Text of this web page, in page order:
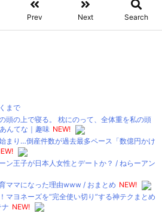
Prev Next Search
まで
頭の上で寝る。 枕にのって、全体重を私の頭
んてな｜趣味 NEW!
まり…倒産件数が過去最多ペース「数億円かけ
ン王子が日本人女性とデートか？ / ねらーアン
ママになった理由www / おまとめ NEW!
マヨネーズを“完全使い切り”する神テクまとめ
NEW!